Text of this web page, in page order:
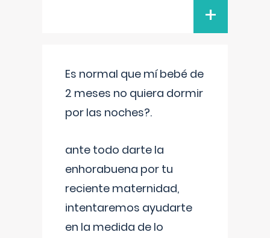
+
Es normal que mí bebé de
2 meses no quiera dormir
por las noches?.
ante todo darte la
enhorabuena por tu
reciente maternidad,
intentaremos ayudarte
en la medida de lo